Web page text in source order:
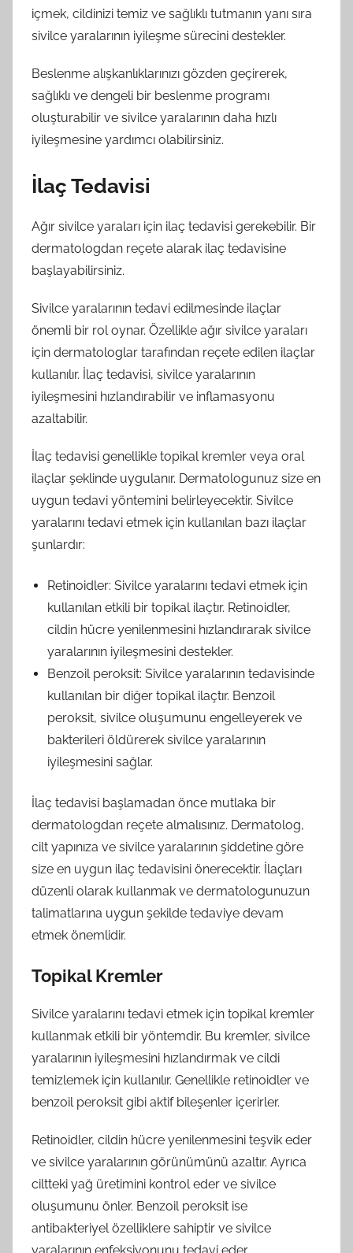
içmek, cildinizi temiz ve sağlıklı tutmanın yanı sıra
sivilce yaralarının iyileşme sürecini destekler.
Beslenme alışkanlıklarınızı gözden geçirerek,
sağlıklı ve dengeli bir beslenme programı
oluşturabilir ve sivilce yaralarının daha hızlı
iyileşmesine yardımcı olabilirsiniz.
İlaç Tedavisi
Ağır sivilce yaraları için ilaç tedavisi gerekebilir. Bir
dermatologdan reçete alarak ilaç tedavisine
başlayabilirsiniz.
Sivilce yaralarının tedavi edilmesinde ilaçlar
önemli bir rol oynar. Özellikle ağır sivilce yaraları
için dermatologlar tarafından reçete edilen ilaçlar
kullanılır. İlaç tedavisi, sivilce yaralarının
iyileşmesini hızlandırabilir ve inflamasyonu
azaltabilir.
İlaç tedavisi genellikle topikal kremler veya oral
ilaçlar şeklinde uygulanır. Dermatologunuz size en
uygun tedavi yöntemini belirleyecektir. Sivilce
yaralarını tedavi etmek için kullanılan bazı ilaçlar
şunlardır:
Retinoidler: Sivilce yaralarını tedavi etmek için
kullanılan etkili bir topikal ilaçtır. Retinoidler,
cildin hücre yenilenmesini hızlandırarak sivilce
yaralarının iyileşmesini destekler.
Benzoil peroksit: Sivilce yaralarının tedavisinde
kullanılan bir diğer topikal ilaçtır. Benzoil
peroksit, sivilce oluşumunu engelleyerek ve
bakterileri öldürerek sivilce yaralarının
iyileşmesini sağlar.
İlaç tedavisi başlamadan önce mutlaka bir
dermatologdan reçete almalısınız. Dermatolog,
cilt yapınıza ve sivilce yaralarının şiddetine göre
size en uygun ilaç tedavisini önerecektir. İlaçları
düzenli olarak kullanmak ve dermatologunuzun
talimatlarına uygun şekilde tedaviye devam
etmek önemlidir.
Topikal Kremler
Sivilce yaralarını tedavi etmek için topikal kremler
kullanmak etkili bir yöntemdir. Bu kremler, sivilce
yaralarının iyileşmesini hızlandırmak ve cildi
temizlemek için kullanılır. Genellikle retinoidler ve
benzoil peroksit gibi aktif bileşenler içerirler.
Retinoidler, cildin hücre yenilenmesini teşvik eder
ve sivilce yaralarının görünümünü azaltır. Ayrıca
ciltteki yağ üretimini kontrol eder ve sivilce
oluşumunu önler. Benzoil peroksit ise
antibakteriyel özelliklere sahiptir ve sivilce
yaralarının enfeksiyonunu tedavi eder.